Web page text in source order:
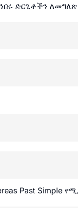
ድርጊቶችን
Past Simple